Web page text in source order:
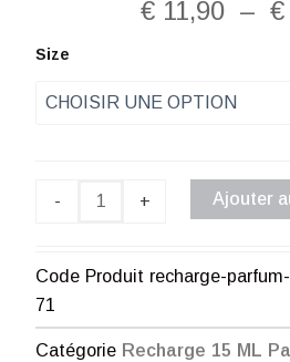
€11,90 – €
Size
-
quantité
Recharge
Parfum
+ Ajouter
Code Produit recharge-
71
Catégorie Recharge 15 ML